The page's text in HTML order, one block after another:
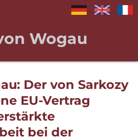
Wogau
Der von Sarkozy
EU-Vertrag
bei der